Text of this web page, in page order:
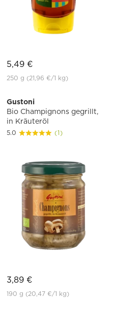
5,49 €
250 g (21,96 €/1 kg)
Gustoni
Bio Champignons gegrillt,
in Kräuteröl
5.0 (1)
3,89 €
190 g (20,47 €/1 kg)